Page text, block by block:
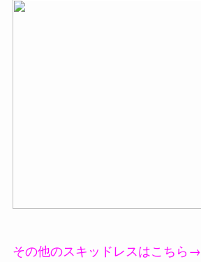
その他のスキッドレスはこちら→